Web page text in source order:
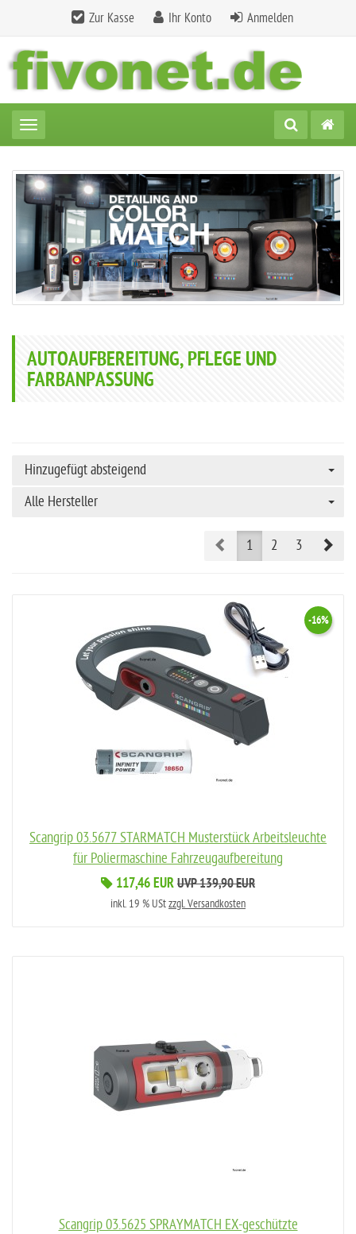
Zur Kasse Ihr Konto Anmelden
Toggle navigation
AUTOAUFBEREITUNG, PFLEGE UND
FARBANPASSUNG
Hinzugefügt absteigend
Alle Hersteller
Prev1 2 3
Scangrip 03.5677 STARMATCH Musterstück Arbeitsleuchte
für Poliermaschine Fahrzeugaufbereitung
117,46 EUR
-16%
UVP 139,90 EUR
inkl. 19 % UStzzgl. Versandkosten
Scangrip 03.5625 SPRAYMATCH EX-geschützte